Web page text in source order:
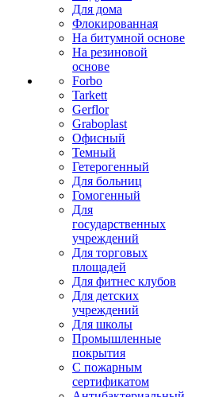
Для дома
Флокированная
На битумной основе
На резиновой
основе
Forbo
Tarkett
Gerflor
Graboplast
Офисный
Темный
Гетерогенный
Для больниц
Гомогенный
Для
государственных
учреждений
Для торговых
площадей
Для фитнес клубов
Для детских
учреждений
Для школы
Промышленные
покрытия
С пожарным
сертификатом